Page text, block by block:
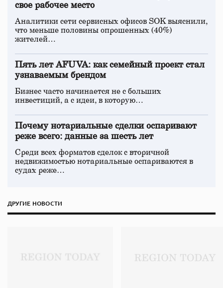
свое рабочее место
Аналитики сети сервисных офисов SOK выяснили,
что меньше половины опрошенных (40%)
жителей…
Пять лет AFUVA: как семейный проект стал
узнаваемым брендом
Бизнес часто начинается не с больших
инвестиций, а с идеи, в которую…
Почему нотариальные сделки оспаривают
реже всего: данные за шесть лет
Среди всех форматов сделок с вторичной
недвижимостью нотариальные оспариваются в
судах реже…
ДРУГИЕ НОВОСТИ